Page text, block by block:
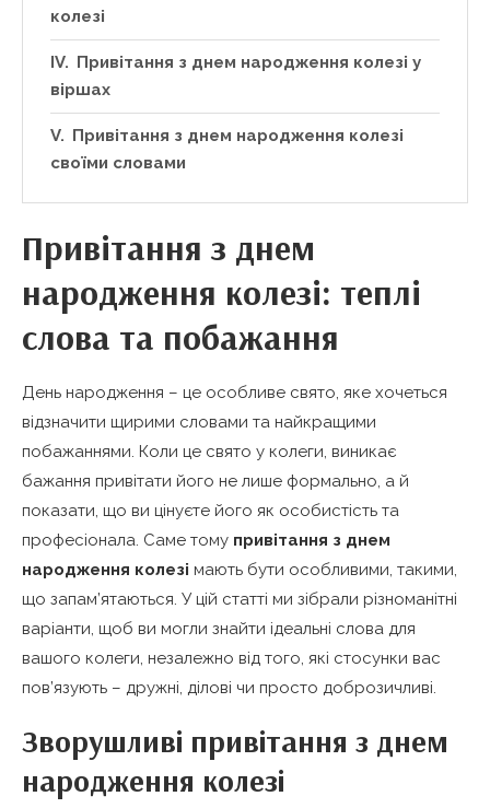
колезі
Привітання з днем народження колезі у
віршах
Привітання з днем народження колезі
своїми словами
Привітання з днем
народження колезі: теплі
слова та побажання
День народження – це особливе свято, яке хочеться
відзначити щирими словами та найкращими
побажаннями. Коли це свято у колеги, виникає
бажання привітати його не лише формально, а й
показати, що ви цінуєте його як особистість та
професіонала. Саме тому привітання з днем
народження колезі мають бути особливими, такими,
що запам’ятаються. У цій статті ми зібрали різноманітні
варіанти, щоб ви могли знайти ідеальні слова для
вашого колеги, незалежно від того, які стосунки вас
пов’язують – дружні, ділові чи просто доброзичливі.
Зворушливі привітання з днем
народження колезі